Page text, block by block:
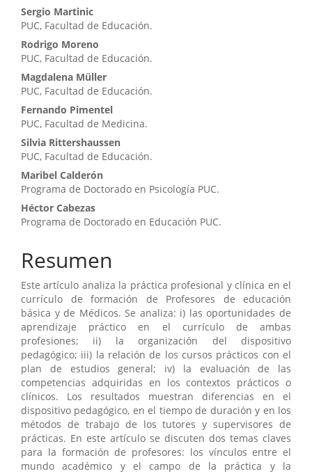
Contenido
principal
del
artículo
Sergio Martinic
PUC, Facultad de Educación.
Rodrigo Moreno
PUC, Facultad de Educación.
Magdalena Müller
PUC, Facultad de Educación.
Fernando Pimentel
PUC, Facultad de Medicina.
Silvia Rittershaussen
PUC, Facultad de Educación.
Maribel Calderón
Programa de Doctorado en Psicología PUC.
Héctor Cabezas
Programa de Doctorado en Educación PUC.
Resumen
Este artículo analiza la práctica profesional y clínica en el
currículo de formación de Profesores de educación
básica y de Médicos. Se analiza: i) las oportunidades de
aprendizaje práctico en el currículo de ambas
profesiones; ii) la organización del dispositivo
pedagógico; iii) la relación de los cursos prácticos con el
plan de estudios general; iv) la evaluación de las
competencias adquiridas en los contextos prácticos o
clínicos. Los resultados muestran diferencias en el
dispositivo pedagógico, en el tiempo de duración y en los
métodos de trabajo de los tutores y supervisores de
prácticas. En este artículo se discuten dos temas claves
para la formación de profesores: los vínculos entre el
mundo académico y el campo de la práctica y la